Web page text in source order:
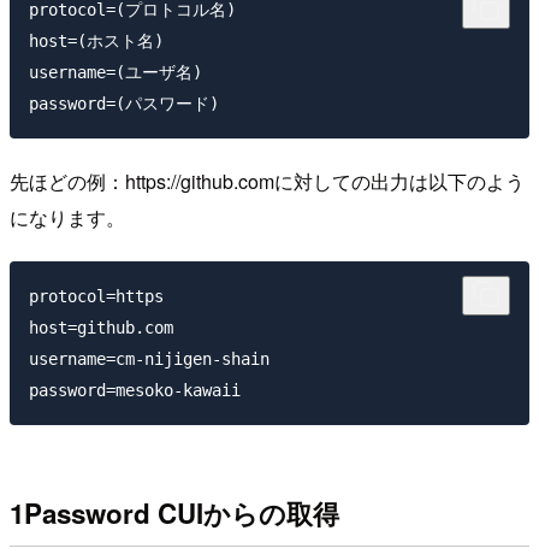
protocol=(プロトコル名)
host=(ホスト名)
username=(ユーザ名)
先ほどの例：https://github.comに対しての出力は以下のよう
になります。
protocol=https
host=github.com
username=cm-nijigen-shain
1Password CUIからの取得